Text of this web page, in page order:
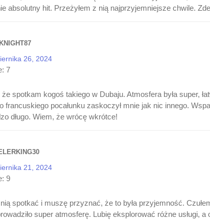
absolutny hit. Przeżyłem z nią najprzyjemniejsze chwile.
26, 2024
7
spotkam kogoś takiego w Dubaju. Atmosfera była super,
francuskiego pocałunku zaskoczył mnie jak nic innego.
długo. Wiem, że wrócę wkrótce!
21, 2024
9
spotkać i muszę przyznać, że to była przyjemność.
super atmosferę. Lubię eksplorować różne usługi,